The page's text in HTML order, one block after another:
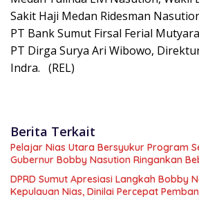
Sakit Haji Medan Ridesman
PT Bank Sumut Firsal Ferial
PT Dirga Surya Ari Wibowo,
Indra. (REL)
Berita Terkait
Pelajar Nias Utara Bersyukur Program
Gubernur Bobby Nasution Ringankan
DPRD Sumut Apresiasi Langkah Bobby
Kepulauan Nias, Dinilai Percepat